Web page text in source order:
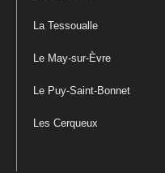
La Tessoualle
Le May-sur-Èvre
Le Puy-Saint-Bonnet
Les Cerqueux